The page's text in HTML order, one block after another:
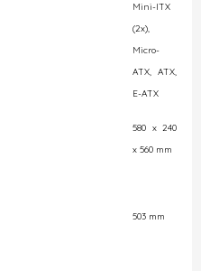
Mini-ITX
(2x),
Micro-
ATX, ATX,
E-ATX
580 x 240
x 560 mm
503 mm